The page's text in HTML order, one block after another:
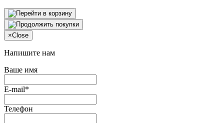
×Close
Напишите нам
Ваше имя
E-mail*
Телефон